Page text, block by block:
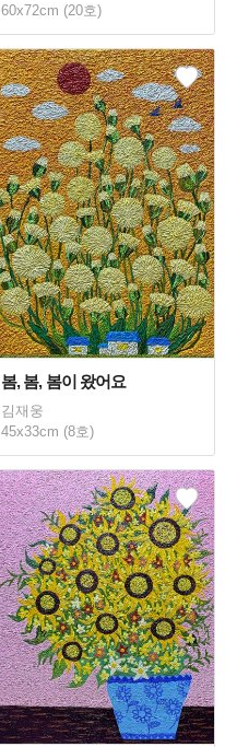
60x72cm (20호)
봄, 봄, 봄이 왔어요
김재웅
45x33cm (8호)